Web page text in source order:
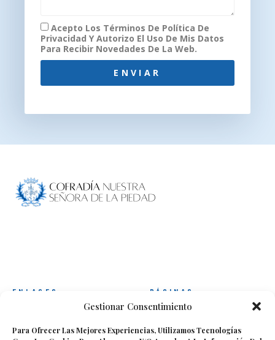
Gestionar Consentimiento
Para Ofrecer Las Mejores Experiencias, Utilizamos Tecnologías
Acepto Los Términos De Política De
Privacidad Y Autorizo El Uso De Mis Datos
Para Recibir Novedades De La Web.
ENVIAR
ENLACES
Noticias Y Eventos
Actos De Culto 2025
PÁGINAS
Cofradía
Estatutos